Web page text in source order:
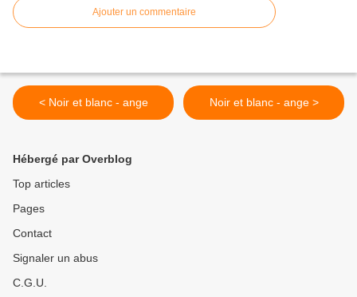
Ajouter un commentaire
< Noir et blanc - ange Noir et blanc - ange >
Hébergé par Overblog
Top articles
Pages
Contact
Signaler un abus
C.G.U.